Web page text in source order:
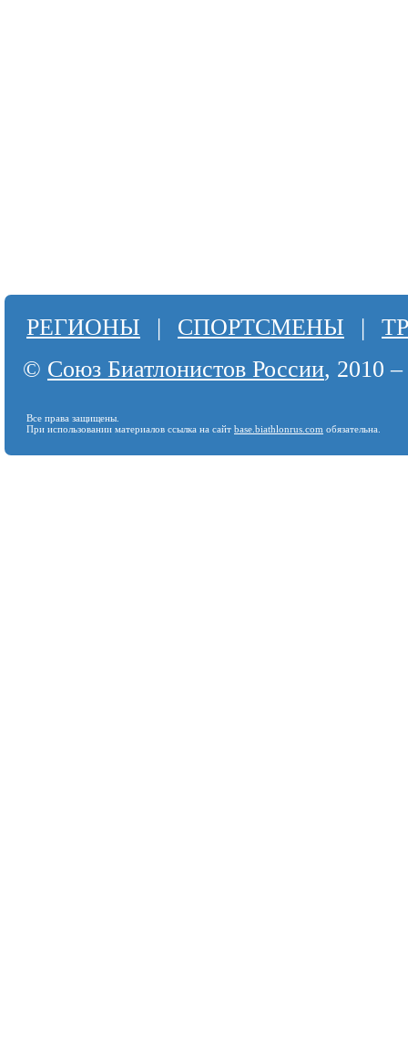
РЕГИОНЫ | СПОРТСМЕНЫ |
© Союз Биатлонистов России, 2010
Все права защищены.
При использовании материалов ссылка на сайт base.biathlonrus.com обязательна.